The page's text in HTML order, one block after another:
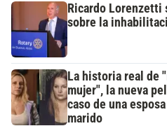
Ricardo Lorenzetti
sobre la
La historia real de
mujer", la nueva
caso de una
marido